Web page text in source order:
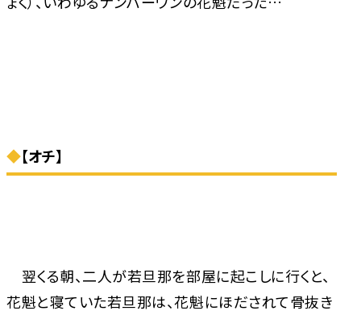
◆【オチ】
翌くる朝、二人が若旦那を部屋に起こしに行くと、
花魁と寝ていた若旦那は、花魁にほだされて骨抜き